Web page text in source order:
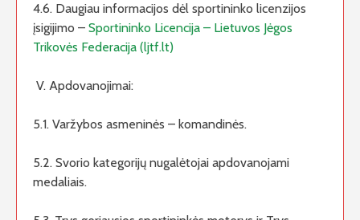
4.6. Daugiau informacijos dėl sportininko licenzijos
įsigijimo – Sportininko Licencija – Lietuvos Jėgos
Trikovės Federacija (ljtf.lt)
V. Apdovanojimai:
5.1. Varžybos asmeninės – komandinės.
5.2. Svorio kategorijų nugalėtojai apdovanojami
medaliais.